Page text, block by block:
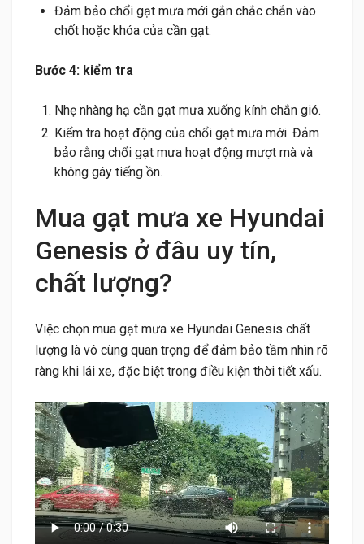
Đảm bảo chổi gạt mưa mới gắn chắc chắn vào
chốt hoặc khóa của cần gạt.
Bước 4: kiểm tra
Nhẹ nhàng hạ cần gạt mưa xuống kính chắn gió.
Kiểm tra hoạt động của chổi gạt mưa mới. Đảm
bảo rằng chổi gạt mưa hoạt động mượt mà và
không gây tiếng ồn.
Mua gạt mưa xe Hyundai
Genesis ở đâu uy tín,
chất lượng?
Việc chọn mua gạt mưa xe Hyundai Genesis chất
lượng là vô cùng quan trọng để đảm bảo tầm nhìn rõ
ràng khi lái xe, đặc biệt trong điều kiện thời tiết xấu.